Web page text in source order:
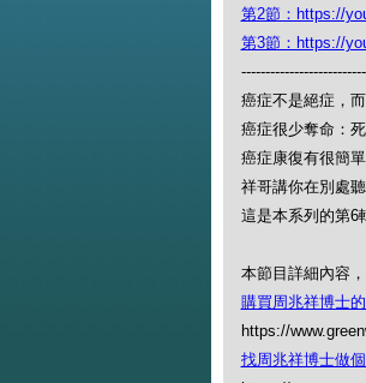
第2節：https://
第3節：https://
癌症不是絕症，而
癌症很少奪命：
癌症康復有很簡
祥哥講你在別處
這是本系列的第6
本節目詳細內容
購買周兆祥博士
https://
找周兆祥博士做